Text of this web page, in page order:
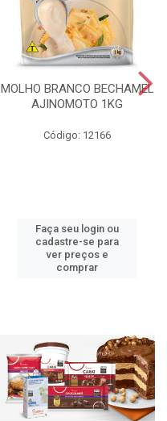
MOLHO BRANCO BECHAMEL
AJINOMOTO 1KG
Código: 12166
Faça seu login ou
cadastre-se para
ver preços e
comprar